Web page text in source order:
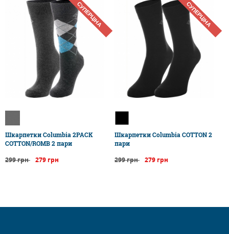
СУПЕРЦІНА
Шкарпетки Columbia 2PACK
COTTON/ROMB 2 пари
299 грн 279 грн
СУПЕРЦІНА
​Шкарпетки Columbia COTTON 2
пари
299 грн 279 грн